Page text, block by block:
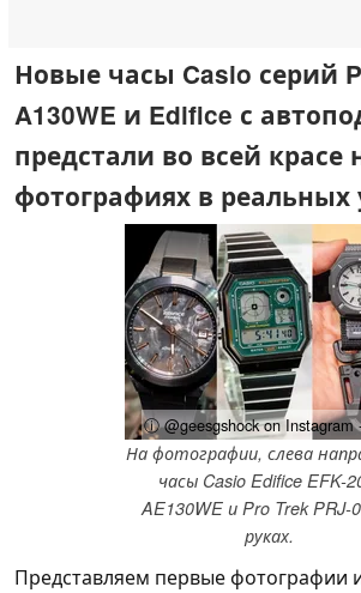
Новые часы Casio серий
A130WE и Edifice с
предстали во всей красе
фотографиях в реальных
ⓘ @geesgshock on Instagram
На фотографии, слева
часы Casio Edifice EFK-
AE130WE и Pro Trek PRJ-
руках.
Представляем первые фотографии